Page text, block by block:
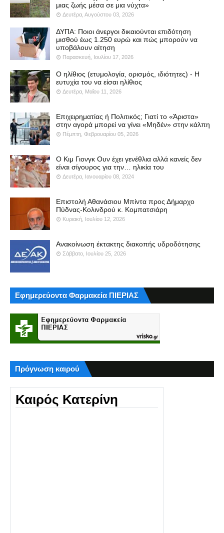
μιας ζωής μέσα σε μια νύχτα»
Δευτέρα, Αυγούστου 03, 2026
ΔΥΠΑ: Ποιοι άνεργοι δικαιούνται επιδότηση
μισθού έως 1.250 ευρώ και πώς μπορούν να
υποβάλουν αίτηση
Παρασκευή, Ιουλίου 17, 2026
Ο ηλίθιος (ετυμολογία, ορισμός, ιδιότητες) - Η
ευτυχία του να είσαι ηλίθιος
Δευτέρα, Μαΐου 11, 2026
Επιχειρηματίας ή Πολιτικός; Γιατί το «Άριστα»
στην αγορά μπορεί να γίνει «Μηδέν» στην κάλπη
Πέμπτη, Φεβρουαρίου 05, 2026
Ο Κιμ Γιονγκ Ουν έχει γενέθλια αλλά κανείς δεν
είναι σίγουρος για την… ηλικία του
Δευτέρα, Ιανουαρίου 08, 2024
Επιστολή Αθανάσιου Μπίντα προς Δήμαρχο
Πύδνας-Κολινδρού κ. Κομπατσιάρη
Κυριακή, Ιουλίου 12, 2026
Ανακοίνωση έκτακτης διακοπής υδροδότησης
Σάββατο, Ιουλίου 25, 2026
Εφημερεύοντα Φαρμακεία ΠΙΕΡΙΑΣ
Πρόγνωση καιρού
Καιρός Κατερίνη